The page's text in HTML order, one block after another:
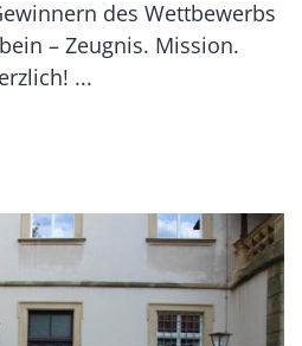
des Wettbewerbs
– Zeugnis. Mission.
...